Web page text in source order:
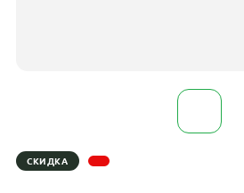
СКИДКА